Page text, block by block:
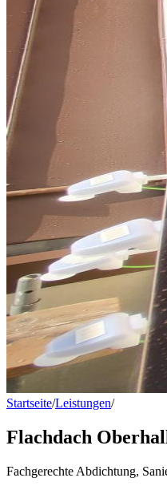
Startseite/Leistungen/Flachdach
Flachdach
Fachgerechte Abdichtung,